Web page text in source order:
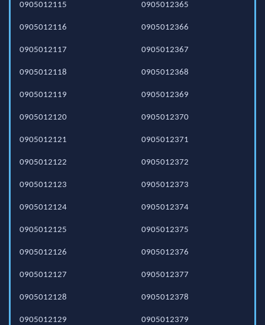
0905012115
0905012116
0905012117
0905012118
0905012119
0905012120
0905012121
0905012122
0905012123
0905012124
0905012125
0905012126
0905012127
0905012128
0905012129
0905012365
0905012366
0905012367
0905012368
0905012369
0905012370
0905012371
0905012372
0905012373
0905012374
0905012375
0905012376
0905012377
0905012378
0905012379